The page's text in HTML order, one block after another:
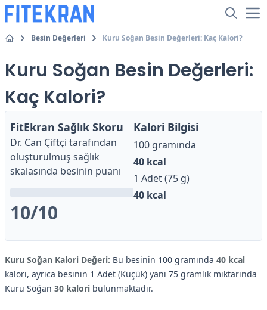
Besin Değerleri Kuru Soğan Besin Değerleri: Kaç Kalori?
Kuru Soğan Besin Değerleri:
Kaç Kalori?
FitEkran Sağlık Skoru
Dr. Can Çiftçi tarafından
oluşturulmuş sağlık
skalasında besinin puanı
10/10
Kalori Bilgisi
100 gramında
40 kcal
1 Adet (75 g)
40 kcal
Kuru Soğan Kalori Değeri: Bu besinin 100 gramında 40 kcal
kalori, ayrıca besinin 1 Adet (Küçük) yani 75 gramlık miktarında
Kuru Soğan 30 kalori bulunmaktadır.